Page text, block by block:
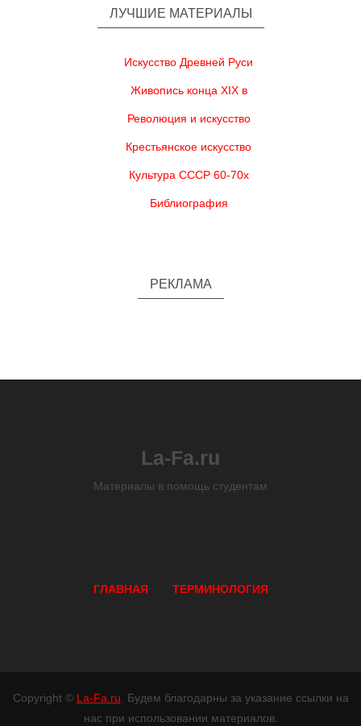
ЛУЧШИЕ МАТЕРИАЛЫ
Искусство Древней Руси
Живопись конца XIX в
Революция и искусство
Крестьянское искусство
Культура СССР 60-70х
Библиография
РЕКЛАМА
La-Fa.ru
Материалы в помощь студентам
ГЛАВНАЯ ТЕРМИНОЛОГИЯ
Copyright © La-Fa.ru . Будем благодарны за указание ссылки на
нас при использовании материалов.